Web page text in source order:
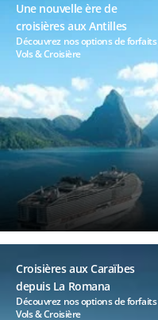
Une nouvelle ère de
croisières aux Antilles
Découvrez nos options de forfaits
Vols & Croisière
Croisières aux Caraïbes
depuis La Romana
Découvrez nos options de forfaits
Vols & Croisière